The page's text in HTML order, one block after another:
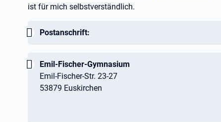
ist für mich selbstverständlich.
Wichtig:
Postanschrift:
Wichtig:
Emil-Fischer-Gymnasium
Emil-Fischer-Str. 23-27
53879 Euskirchen